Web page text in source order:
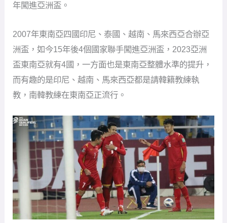
年闖進亞洲盃。
2007年東南亞四國印尼、泰國、越南、馬來西亞合辦亞
洲盃，如今15年後4個國家聯手闖進亞洲盃，2023亞洲
盃東南亞就有4國，一方面也是東南亞整體水準的提升，
而有趣的是印尼、越南、馬來西亞都是請韓籍教練執
教，南韓教練在東南亞正流行。